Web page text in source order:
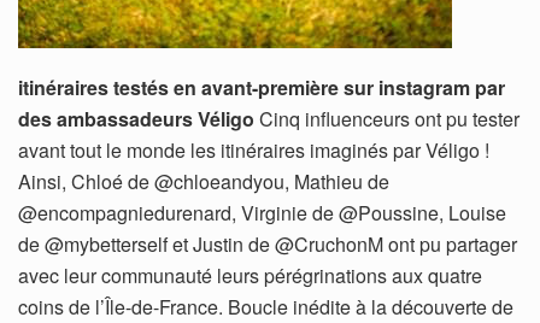
itinéraires testés en avant-première sur instagram par
des ambassadeurs Véligo Cinq influenceurs ont pu tester
avant tout le monde les itinéraires imaginés par Véligo !
Ainsi, Chloé de @chloeandyou, Mathieu de
@encompagniedurenard, Virginie de @Poussine, Louise
de @mybetterself et Justin de @CruchonM ont pu partager
avec leur communauté leurs pérégrinations aux quatre
coins de l’Île-de-France. Boucle inédite à la découverte de